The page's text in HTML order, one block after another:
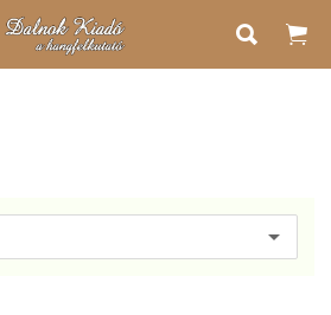
 